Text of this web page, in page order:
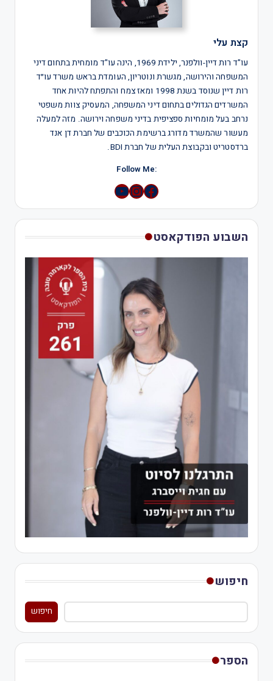
קצת עלי
עו"ד רות דיין-וולפנר, ילידת 1969, הינה עו"ד מומחית בתחום דיני
המשפחה והירושה, מגשרת ונוטריון, העומדת בראש משרד עו״ד
רות דיין שנוסד בשנת 1998 ומאז צמח והתפתח להיות אחד
המשרדים הגדולים בתחום דיני המשפחה, המעסיק צוות משפטי
נרחב בעל מומחיות ספציפית בדיני משפחה וירושה. מזה למעלה
מעשור שהמשרד מדורג ברשימת הכוכבים של חברת דן אנד
ברדסטריט ובקבוצת העלית של חברת BDI.
:Follow Me
Instagram
YouTube
השבוע הפודקאסט
חיפוש
חיפוש
הספר